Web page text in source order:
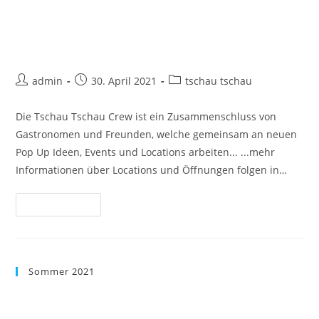
admin 30. April 2021 tschau tschau
Die Tschau Tschau Crew ist ein Zusammenschluss von
Gastronomen und Freunden, welche gemeinsam an neuen
Pop Up Ideen, Events und Locations arbeiten... ...mehr
Informationen über Locations und Öffnungen folgen in…
Sommer 2021